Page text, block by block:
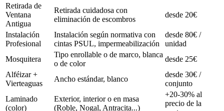
Retirada de
Ventana
Antigua
Retirada cuidadosa con
eliminación de escombros
desde 20€
Instalación
Profesional
Instalación según normativa con
cintas PSUL, impermeabilización
desde 80€ /
unidad
Mosquitera
Tipo enrollable o de marco, blanca
o de color
desde 25€
Alféizar +
Vierteaguas
Ancho estándar, blanco
desde 30€ /
conjunto
Laminado
(color)
Exterior, interior o en masa
(Roble, Nogal, Antracita...)
+20-30% al
precio de la